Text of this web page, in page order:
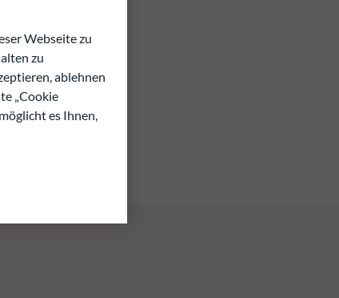
Webseite zu
zu
ablehnen
„Cookie
es Ihnen,